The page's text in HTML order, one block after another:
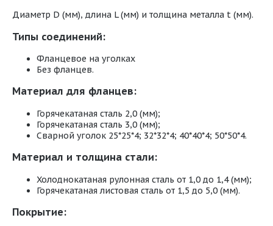
Диаметр D (мм), длина L (мм) и толщина металла t (мм).
Типы соединений:
Фланцевое на уголках
Без фланцев.
Материал для фланцев:
Горячекатаная сталь 2,0 (мм);
Горячекатаная сталь 3,0 (мм);
Сварной уголок 25*25*4; 32*32*4; 40*40*4; 50*50*4.
Материал и толщина стали:
Холоднокатаная рулонная сталь от 1,0 до 1,4 (мм);
Горячекатаная листовая сталь от 1,5 до 5,0 (мм).
Покрытие: